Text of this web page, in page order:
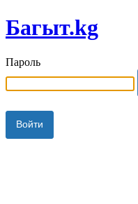
Багыт.kg
Пароль